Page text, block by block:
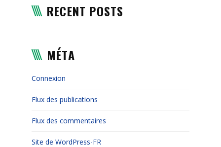
RECENT POSTS
MÉTA
Connexion
Flux des publications
Flux des commentaires
Site de WordPress-FR